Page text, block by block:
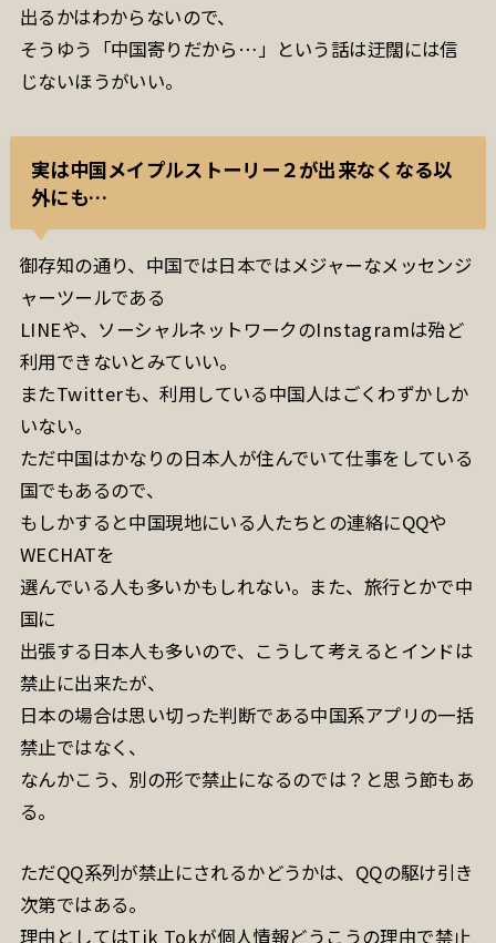
出るかはわからないので、
そうゆう「中国寄りだから…」という話は迂闊には信
じないほうがいい。
実は中国メイプルストーリー２が出来なくなる以
外にも…
御存知の通り、中国では日本ではメジャーなメッセンジ
ャーツールである
LINEや、ソーシャルネットワークのInstagramは殆ど
利用できないとみていい。
またTwitterも、利用している中国人はごくわずかしか
いない。
ただ中国はかなりの日本人が住んでいて仕事をしている
国でもあるので、
もしかすると中国現地にいる人たちとの連絡にQQや
WECHATを
選んでいる人も多いかもしれない。また、旅行とかで中
国に
出張する日本人も多いので、こうして考えるとインドは
禁止に出来たが、
日本の場合は思い切った判断である中国系アプリの一括
禁止ではなく、
なんかこう、別の形で禁止になるのでは？と思う節もあ
る。
ただQQ系列が禁止にされるかどうかは、QQの駆け引き
次第ではある。
理由としてはTik Tokが個人情報どうこうの理由で禁止